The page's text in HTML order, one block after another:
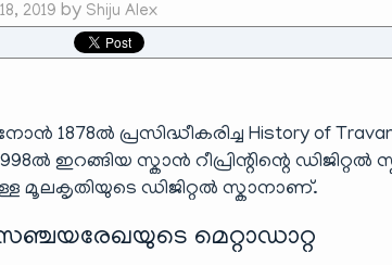
2019 by Shiju Alex
1878ൽ പ്രസിദ്ധീകരിച്ച History of
ഇറങ്ങിയ സ്കാൻ റീപ്രിന്റിന്റെ
മൂലകൃതിയുടെ ഡിജിറ്റൽ സ്കാനാണ്.
മെറ്റാഡാറ്റ